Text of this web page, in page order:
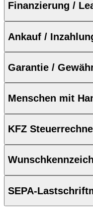
Finanzierung /
Ankauf /
Garantie /
Menschen mit
KFZ
SEPA-